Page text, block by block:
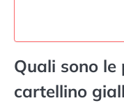
Quali sono le
cartellino